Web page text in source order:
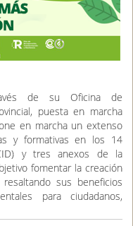
de su Oficina de
puesta en marcha
en marcha un extenso
y formativas en los 14
y tres anexos de la
fomentar la creación
sus beneficios
para ciudadanos,